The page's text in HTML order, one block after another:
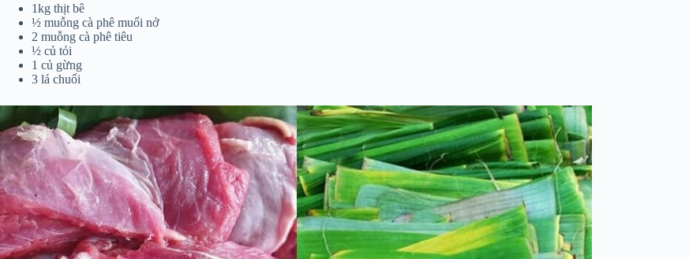
1kg thịt bê
½ muỗng cà phê muối nở
2 muỗng cà phê tiêu
½ củ tỏi
1 củ gừng
3 lá chuối